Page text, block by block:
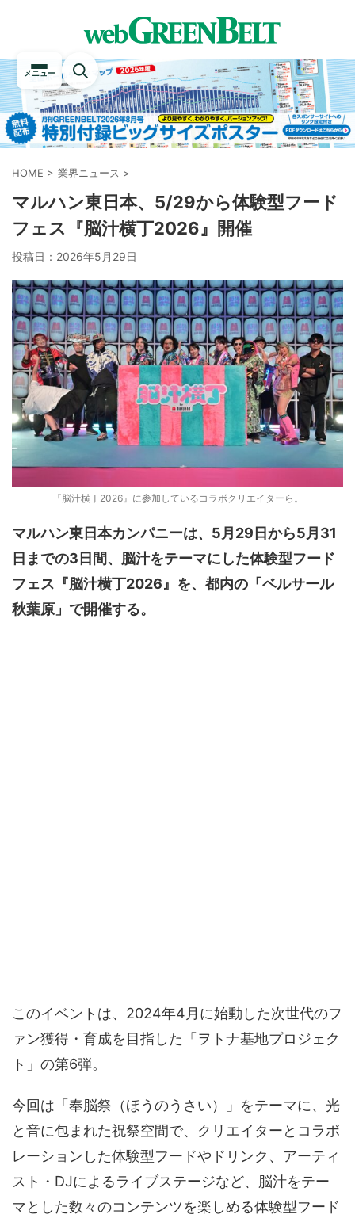
メニュー
HOME > 業界ニュース >
マルハン東日本、5/29から体験型フード
フェス『脳汁横丁2026』開催
投稿日： 2026年5月29日
『脳汁横丁2026』に参加しているコラボクリエイターら。
マルハン東日本カンパニーは、5月29日から5月31
日までの3日間、脳汁をテーマにした体験型フード
フェス『脳汁横丁2026』を、都内の「ベルサール
秋葉原」で開催する。
このイベントは、2024年4月に始動した次世代のフ
ァン獲得・育成を目指した「ヲトナ基地プロジェク
ト」の第6弾。
今回は「奉脳祭（ほうのうさい）」をテーマに、光
と音に包まれた祝祭空間で、クリエイターとコラボ
レーションした体験型フードやドリンク、アーティ
スト・DJによるライブステージなど、脳汁をテー
マとした数々のコンテンツを楽しめる体験型フード